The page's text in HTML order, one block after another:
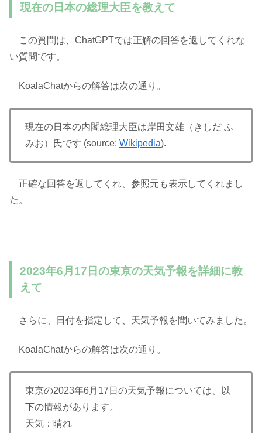
現在の日本の総理大臣を教えて
この質問は、ChatGPTでは正解の回答を返してくれな
い質問です。
KoalaChatからの解答は次の通り。
現在の日本の内閣総理大臣は岸田文雄（きしだ ふ
みお）氏です (source: Wikipedia).
正確な回答を返してくれ、参照元も表示してくれまし
た。
2023年6月17日の東京の天気予報を詳細に教
えて
さらに、日付を指定して、天気予報を聞いてみました。
KoalaChatからの解答は次の通り。
東京の2023年6月17日の天気予報については、以
下の情報があります。
天気：晴れ